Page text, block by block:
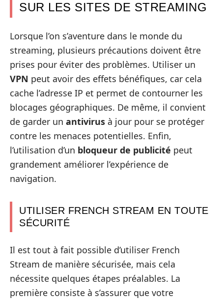
SUR LES SITES DE STREAMING
Lorsque l’on s’aventure dans le monde du
streaming, plusieurs précautions doivent être
prises pour éviter des problèmes. Utiliser un
VPN peut avoir des effets bénéfiques, car cela
cache l’adresse IP et permet de contourner les
blocages géographiques. De même, il convient
de garder un antivirus à jour pour se protéger
contre les menaces potentielles. Enfin,
l’utilisation d’un bloqueur de publicité peut
grandement améliorer l’expérience de
navigation.
UTILISER FRENCH STREAM EN TOUTE
SÉCURITÉ
Il est tout à fait possible d’utiliser French
Stream de manière sécurisée, mais cela
nécessite quelques étapes préalables. La
première consiste à s’assurer que votre